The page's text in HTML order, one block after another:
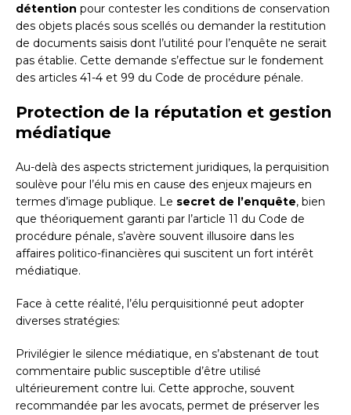
détention pour contester les conditions de conservation
des objets placés sous scellés ou demander la restitution
de documents saisis dont l’utilité pour l’enquête ne serait
pas établie. Cette demande s’effectue sur le fondement
des articles 41-4 et 99 du Code de procédure pénale.
Protection de la réputation et gestion
médiatique
Au-delà des aspects strictement juridiques, la perquisition
soulève pour l’élu mis en cause des enjeux majeurs en
termes d’image publique. Le secret de l’enquête, bien
que théoriquement garanti par l’article 11 du Code de
procédure pénale, s’avère souvent illusoire dans les
affaires politico-financières qui suscitent un fort intérêt
médiatique.
Face à cette réalité, l’élu perquisitionné peut adopter
diverses stratégies:
Privilégier le silence médiatique, en s’abstenant de tout
commentaire public susceptible d’être utilisé
ultérieurement contre lui. Cette approche, souvent
recommandée par les avocats, permet de préserver les